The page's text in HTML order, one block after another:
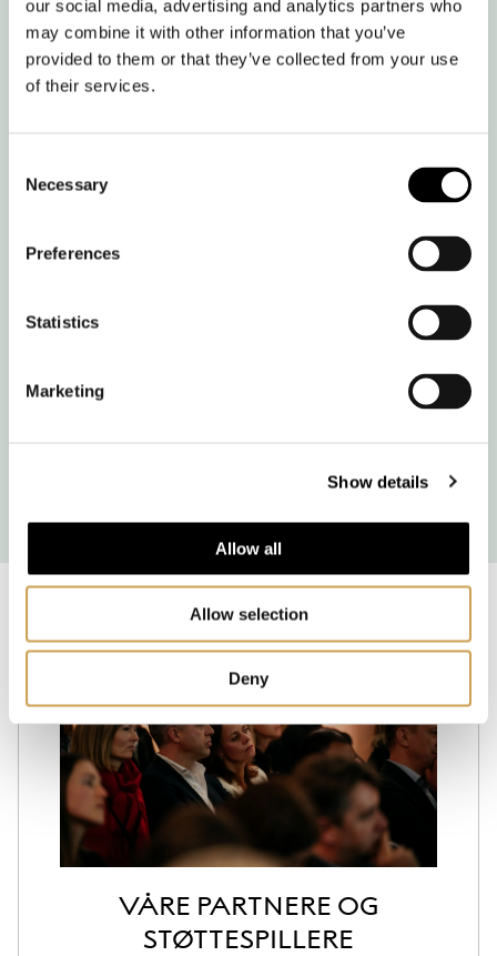
our social media, advertising and analytics partners who
may combine it with other information that you’ve
provided to them or that they’ve collected from your use
of their services.
Selection
Necessary
Preferences
Statistics
Marketing
Show details
Allow all
Allow selection
Deny
uforpliktende prat.​
Hege Østmo
tlf: 90824150
VÅRE PARTNERE OG
STØTTESPILLERE